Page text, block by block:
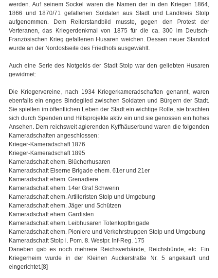
werden. Auf seinem Sockel waren die Namen der in den Kriegen 1864,
1866 und 1870/71 gefallenen Soldaten aus Stadt und Landkreis Stolp
aufgenommen. Dem Reiterstandbild musste, gegen den Protest der
Verteranen, das Kriegerdenkmal von 1875 für die ca. 300 im Deutsch-
Französischen Krieg gefallenen Husaren weichen. Dessen neuer Standort
wurde an der Nordostseite des Friedhofs ausgewählt.
Auch eine Serie des Notgelds der Stadt Stolp war den geliebten Husaren
gewidmet:
Die Kriegervereine, nach 1934 Kriegerkameradschaften genannt, waren
ebenfalls ein enges Bindeglied zwischen Soldaten und Bürgern der Stadt.
Sie spielten im öffentlichen Leben der Stadt ein wichtige Rolle, sie brachten
sich durch Spenden und Hilfsprojekte aktiv ein und sie genossen ein hohes
Ansehen. Dem reichsweit agierenden Kyffhäuserbund waren die folgenden
Kameradschaften angeschlossen:
Krieger-Kameradschaft 1876
Krieger-Kameradschaft 1895
Kameradschaft ehem. Blücherhusaren
Kameradschaft Eiserne Brigade ehem. 61er und 21er
Kameradschaft ehem. Grenadiere
Kameradschaft ehem. 14er Graf Schwerin
Kameradschaft ehem. Artilleristen Stolp und Umgebung
Kameradschaft ehem. Jäger und Schützen
Kameradschaft ehem. Gardisten
Kameradschaft ehem. Leibhusaren Totenkopfbrigade
Kameradschaft ehem. Pioniere und Verkehrstruppen Stolp und Umgebung
Kameradschaft Stolp i. Pom. 8. Westpr. Inf-Reg. 175
Daneben gab es noch mehrere Reichsverbände, Reichsbünde, etc. Ein
Kriegerheim wurde in der Kleinen Auckerstraße Nr. 5 angekauft und
eingerichtet.[8]